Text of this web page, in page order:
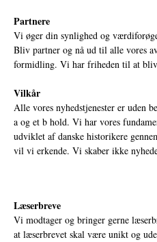
Partnere
Vi øger din synlighed og
Bliv partner og nå ud til alle vores
formidling. Vi har friheden til at
Vilkår
Alle vores nyhedstjenester er uden
a og et b hold. Vi har vores
udviklet af danske historikere
vil vi erkende. Vi skaber ikke
Læserbreve
Vi modtager og bringer gerne
at læserbrevet skal være unikt og